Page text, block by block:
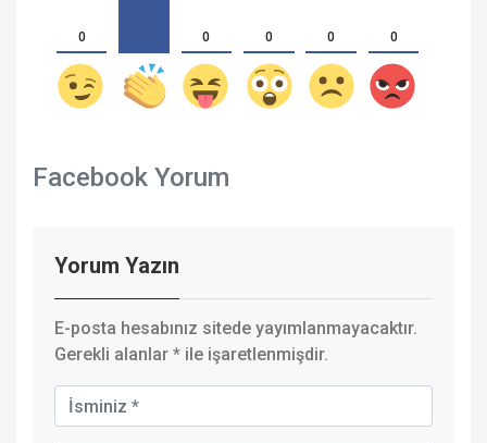
0 0 0 0 0
Facebook Yorum
Yorum Yazın
E-posta hesabınız sitede yayımlanmayacaktır.
Gerekli alanlar * ile işaretlenmişdir.